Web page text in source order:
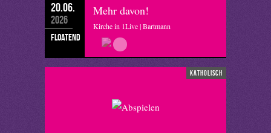
20.06.
2026
floatend
Mehr davon!
Kirche in 1Live | Bartmann
katholisch